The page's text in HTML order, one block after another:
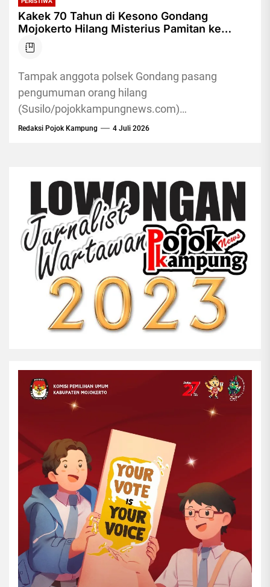
Kakek 70 Tahun di Kesono Gondang
Mojokerto Hilang Misterius Pamitan ke
Sawah 2 Hari Tak Kembali
Tampak anggota polsek Gondang pasang
pengumuman orang hilang
(Susilo/pojokkampungnews.com)
Pojokkampung, MOJOKERTO - Warga Desa
Redaksi Pojok Kampung 4 Juli 2026